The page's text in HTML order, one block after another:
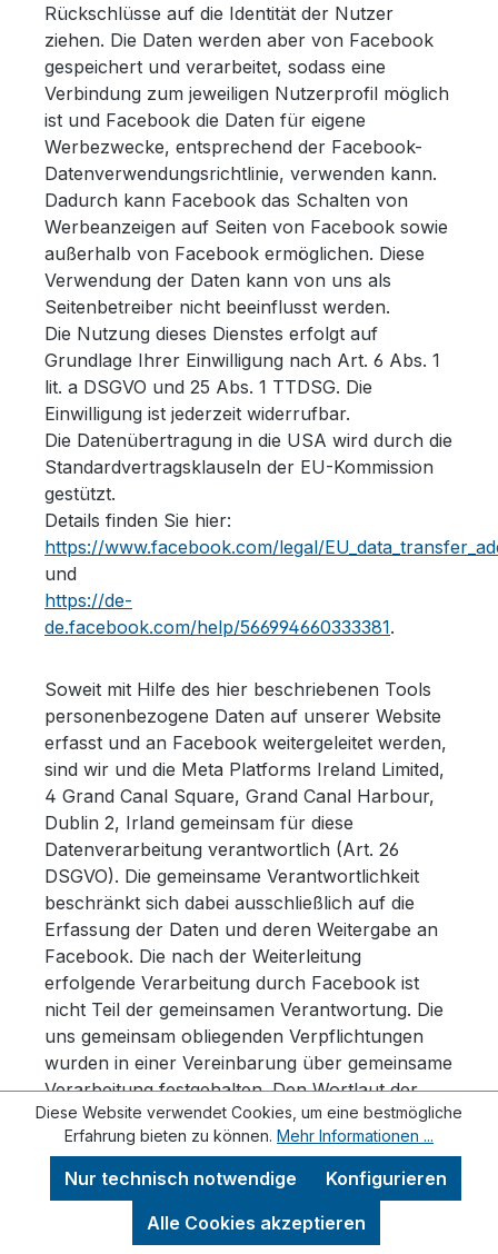
Rückschlüsse auf die Identität der Nutzer
ziehen. Die Daten werden aber von Facebook
gespeichert und verarbeitet, sodass eine
Verbindung zum jeweiligen Nutzerprofil möglich
ist und Facebook die Daten für eigene
Werbezwecke, entsprechend der Facebook-
Datenverwendungsrichtlinie, verwenden kann.
Dadurch kann Facebook das Schalten von
Werbeanzeigen auf Seiten von Facebook sowie
außerhalb von Facebook ermöglichen. Diese
Verwendung der Daten kann von uns als
Seitenbetreiber nicht beeinflusst werden.
Die Nutzung dieses Dienstes erfolgt auf
Grundlage Ihrer Einwilligung nach Art. 6 Abs. 1
lit. a DSGVO und 25 Abs. 1 TTDSG. Die
Einwilligung ist jederzeit widerrufbar.
Die Datenübertragung in die USA wird durch die
Standardvertragsklauseln der EU-Kommission
gestützt.
Details finden Sie hier:
https://www.facebook.com/legal/
und
https://de-
de.facebook.com/help/566994660333381.
Soweit mit Hilfe des hier beschriebenen Tools
personenbezogene Daten auf unserer Website
erfasst und an Facebook weitergeleitet werden,
sind wir und die Meta Platforms Ireland Limited,
4 Grand Canal Square, Grand Canal Harbour,
Dublin 2, Irland gemeinsam für diese
Datenverarbeitung verantwortlich (Art. 26
DSGVO). Die gemeinsame Verantwortlichkeit
beschränkt sich dabei ausschließlich auf die
Erfassung der Daten und deren Weitergabe an
Facebook. Die nach der Weiterleitung
erfolgende Verarbeitung durch Facebook ist
nicht Teil der gemeinsamen Verantwortung. Die
uns gemeinsam obliegenden Verpflichtungen
wurden in einer Vereinbarung über gemeinsame
Verarbeitung festgehalten. Den Wortlaut der
Vereinbarung finden Sie unter:
https://www.facebook.com/legal/
Laut dieser Vereinbarung sind wir für die
Erteilung der Datenschutzinformationen beim
Einsatz des Facebook-Tools und für die
datenschutzrechtlich sichere Implementierung
Diese Website verwendet Cookies, um eine bestmögliche
Erfahrung bieten zu können. Mehr Informationen ...
Nur technisch notwendige
Konfigurieren
Alle Cookies akzeptieren